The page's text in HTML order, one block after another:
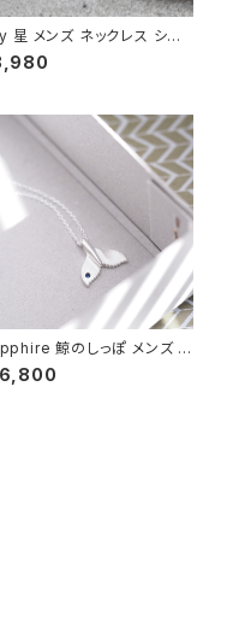
星 メンズ ネックレス シル
925
鯨のしっぽ メンズ ネ
レス シルバー925